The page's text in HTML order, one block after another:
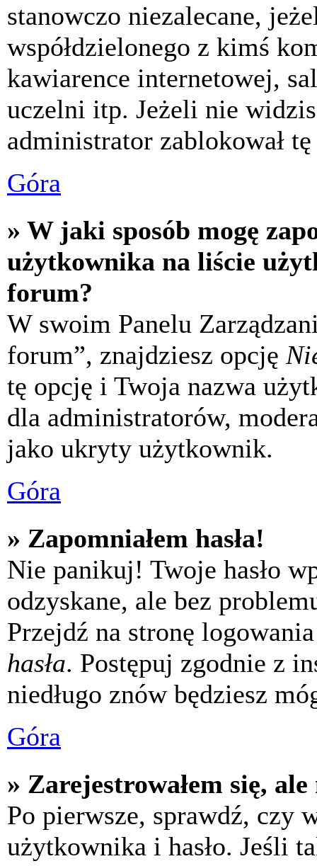
stanowczo niezalecane,
współdzielonego z kimś
kawiarence internetowej,
uczelni itp. Jeżeli nie
administrator zablokował
Góra
» W jaki sposób mogę
użytkownika na liście
forum?
W swoim Panelu
forum”, znajdziesz opcję
tę opcję i Twoja nazwa
dla administratorów,
jako ukryty użytkownik.
Góra
» Zapomniałem hasła!
Nie panikuj! Twoje hasło
odzyskane, ale bez
Przejdź na stronę
hasła. Postępuj zgodnie z
niedługo znów będziesz
Góra
» Zarejestrowałem się,
Po pierwsze, sprawdź, czy
użytkownika i hasło. Jeśli